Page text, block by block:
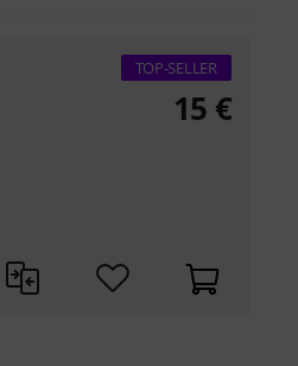
TOP-SELLER
15 €